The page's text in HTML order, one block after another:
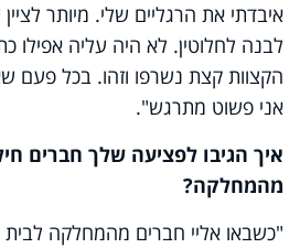
איבדתי את הרגליים שלי. מיותר
לבנה לחלוטין. לא היה עליה
הקצוות קצת נשרפו וזהו. בכל פעם
אני פשוט מתרגש".
איך הגיבו לפציעה שלך חברים
מהמחלקה?
"כשבאו אליי חברים מהמחלקה לבית